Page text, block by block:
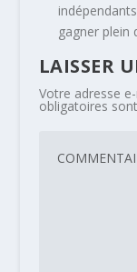
gagner plein
LAISSER
Votre adresse
obligatoires